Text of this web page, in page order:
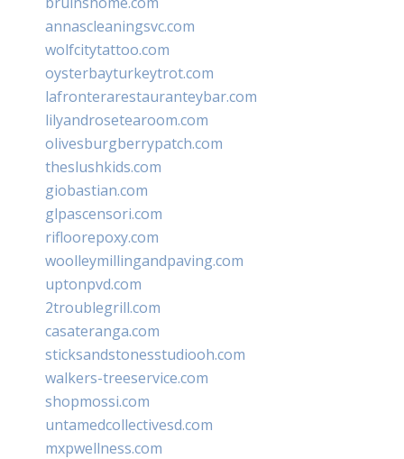
annascleaningsvc.com
wolfcitytattoo.com
oysterbayturkeytrot.com
lafronterarestauranteybar.com
lilyandrosetearoom.com
olivesburgberrypatch.com
theslushkids.com
giobastian.com
glpascensori.com
rifloorepoxy.com
woolleymillingandpaving.com
uptonpvd.com
2troublegrill.com
casateranga.com
sticksandstonesstudiooh.com
walkers-treeservice.com
shopmossi.com
untamedcollectivesd.com
mxpwellness.com